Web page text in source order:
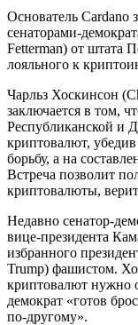
Основатель Cardano
сенаторами-
Fetterman) от штата
лояльного к
Чарльз Хоскинсон
заключается в том,
Республиканской и
криптовалют,
борьбу, а на
Встреча позволит
криптовалюты,
Недавно сенатор-
вице-президента
избранного
Trump) фашистом.
криптовалют нужно
демократ «готов
по-другому».